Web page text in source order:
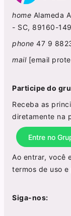
home Alameda
- SC, 89160-149
phone 47 9
mail [email
Participe do
Receba as
diretamente na
Entre no
Ao entrar, você
termos de uso e
Siga-nos: